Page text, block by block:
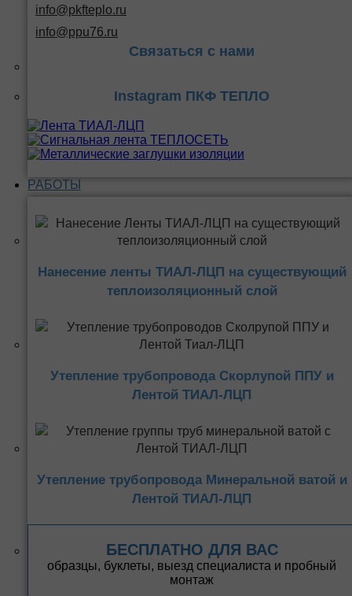
info@pkfteplo.ru
info@ppu76.ru
Связаться с нами
Instagram ПКФ ТЕПЛО
РАБОТЫ
Нанесение ленты ТИАЛ-ЛЦП на существующий
теплоизоляционный слой
Утепление трубопровода Скорлупой ППУ и
Лентой ТИАЛ-ЛЦП
Утепление трубопровода Минеральной ватой и
Лентой ТИАЛ-ЛЦП
БЕСПЛАТНО ДЛЯ ВАС
образцы, буклеты, выезд специалиста и пробный
монтаж